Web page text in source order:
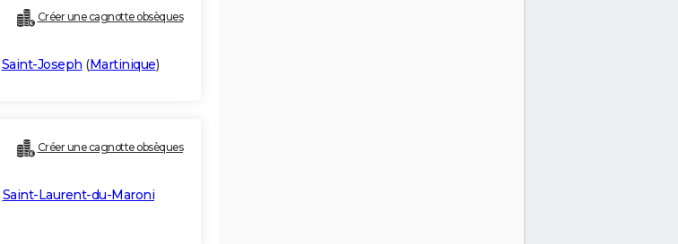
Créer une cagnotte obsèques
Saint-Joseph (Martinique)
Créer une cagnotte obsèques
Saint-Laurent-du-Maroni